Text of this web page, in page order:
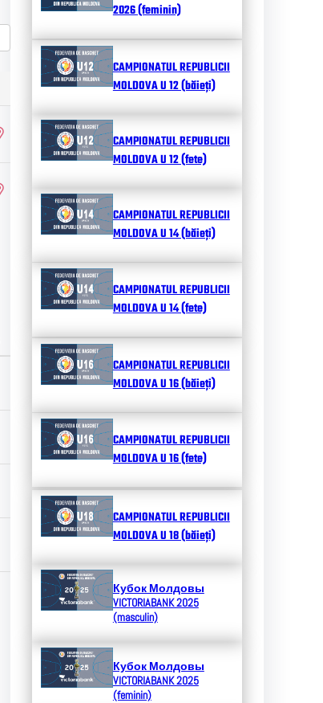
2026 (feminin)
CAMPIONATUL REPUBLICII
MOLDOVA U 12 (băieți)
CAMPIONATUL REPUBLICII
MOLDOVA U 12 (fete)
CAMPIONATUL REPUBLICII
MOLDOVA U 14 (băieți)
CAMPIONATUL REPUBLICII
MOLDOVA U 14 (fete)
CAMPIONATUL REPUBLICII
MOLDOVA U 16 (băieți)
CAMPIONATUL REPUBLICII
MOLDOVA U 16 (fete)
CAMPIONATUL REPUBLICII
MOLDOVA U 18 (băieți)
Кубок Молдовы
VICTORIABANK 2025
(masculin)
Кубок Молдовы
VICTORIABANK 2025
(feminin)